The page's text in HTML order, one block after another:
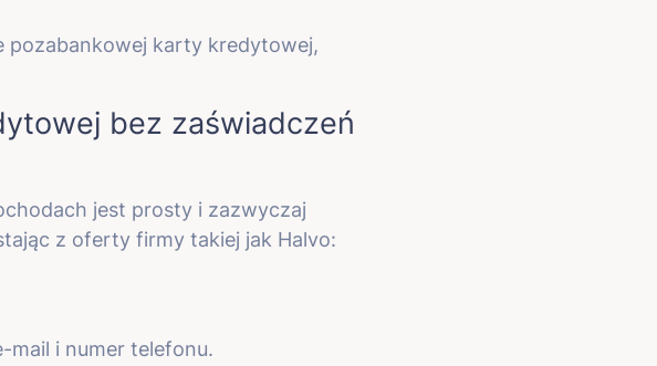
pozabankowej karty kredytowej,
bez zaświadczeń
jest prosty i zazwyczaj
z oferty firmy takiej jak Halvo:
mail i numer telefonu.